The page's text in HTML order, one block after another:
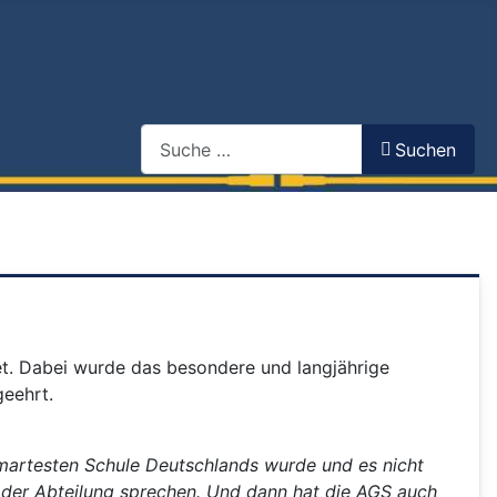
Suchen
Dabei wurde das besondere und langjährige
Schule Deutschlands wurde und es nicht
Abteilung sprechen. Und dann hat die AGS auch